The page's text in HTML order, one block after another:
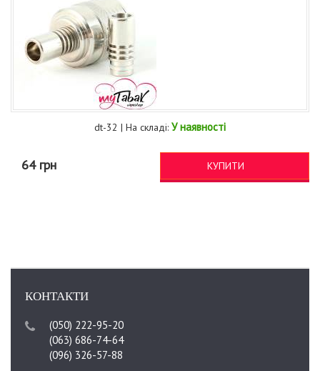
dt-32 | На складі: У наявності
64 грн КУПИТИ
КОНТАКТИ
(050) 222-95-20
(063) 686-74-64
(096) 326-57-88